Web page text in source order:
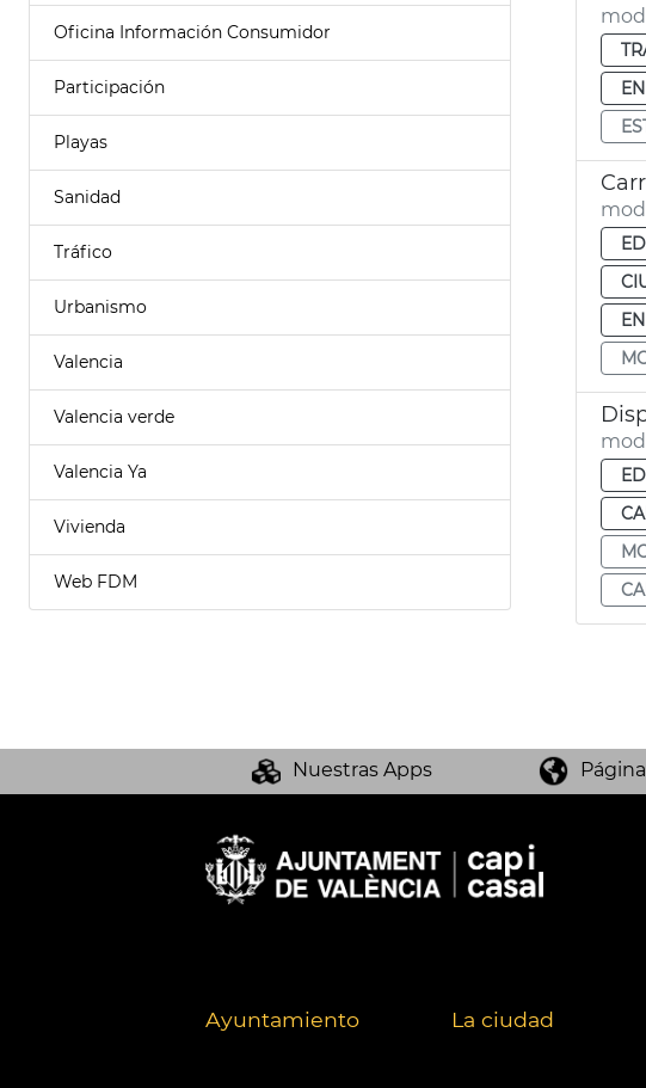
Oficina Información Consumidor
Participación
Playas
Sanidad
Tráfico
Urbanismo
Valencia
Valencia verde
Valencia Ya
Vivienda
Web FDM
Nuestras Apps
Ayuntamiento La ciudad